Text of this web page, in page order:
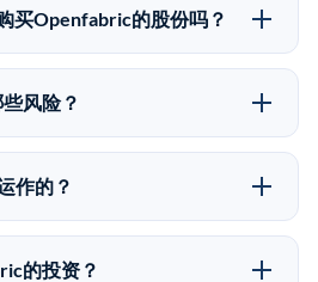
一轮融资。 二级市场上的Pre-
买Openfabric的股份吗？
通过填写本页表单或在
表达对Openfabric股份的投资意
是FINRA注册的经纪交易商，
过5亿美元的另类投资。
风险？
险。Openfabric的股份流动性
可以快速出售。不存在确定的
准备。私有公司的估值在融资轮
投资者应在投资前咨询其财务顾
作的？
投资者通过二级市场平台从现有
者或其他持有人）处购买股
的投资？